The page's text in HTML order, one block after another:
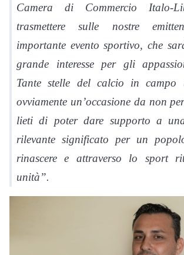
Camera di Commercio Italo-
trasmettere sulle nostre
importante evento sportivo, che
grande interesse per gli
Tante stelle del calcio in campo
ovviamente un’occasione da non
lieti di poter dare supporto a
rilevante significato per un
rinascere e attraverso lo sport
unità”.